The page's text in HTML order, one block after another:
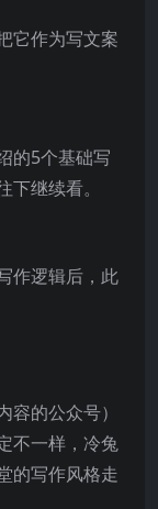
它作为写文案
的5个基础写
继续看。
作逻辑后，此
的公众号）
不一样，冷兔
的写作风格走